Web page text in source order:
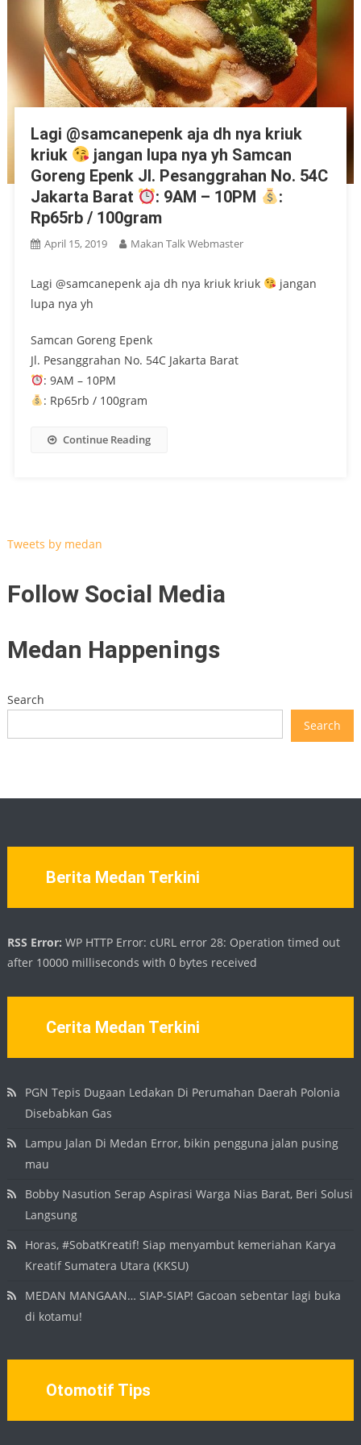
Lagi @samcanepenk aja dh nya kriuk
kriuk
jangan lupa nya yh Samcan
Goreng Epenk Jl. Pesanggrahan No. 54C
Jakarta Barat
: 9AM – 10PM
:
Rp65rb / 100gram
April 15, 2019 Makan Talk Webmaster
Lagi @samcanepenk aja dh nya kriuk kriuk
jangan
lupa nya yh
Samcan Goreng Epenk
Jl. Pesanggrahan No. 54C Jakarta Barat
: 9AM – 10PM
: Rp65rb / 100gram
Continue Reading
Tweets by medan
Follow Social Media
Medan Happenings
Search
Search
Berita Medan Terkini
RSS Error: WP HTTP Error: cURL error 28: Operation timed out
after 10000 milliseconds with 0 bytes received
Cerita Medan Terkini
PGN Tepis Dugaan Ledakan Di Perumahan Daerah Polonia
Disebabkan Gas
Lampu Jalan Di Medan Error, bikin pengguna jalan pusing
mau
Bobby Nasution Serap Aspirasi Warga Nias Barat, Beri Solusi
Langsung
Horas, #SobatKreatif! Siap menyambut kemeriahan Karya
Kreatif Sumatera Utara (KKSU)
MEDAN MANGAAN… SIAP-SIAP! Gacoan sebentar lagi buka
di kotamu!
Otomotif Tips